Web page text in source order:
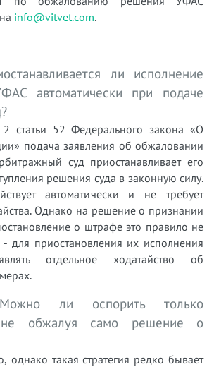
info@vitvet.com.
ли исполнение
автоматически при подаче
статьи 52 Федерального закона «О
подача заявления об обжаловании
суд приостанавливает его
решения суда в законную силу.
автоматически и не требует
Однако на решение о признании
о штрафе это правило не
- для приостановления их исполнения
отдельное ходатайство об
ли оспорить только
не обжалуя само решение о
такая стратегия редко бывает